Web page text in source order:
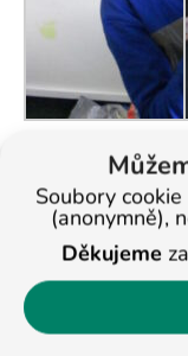
Soubory
(anonymně),
Děkujeme